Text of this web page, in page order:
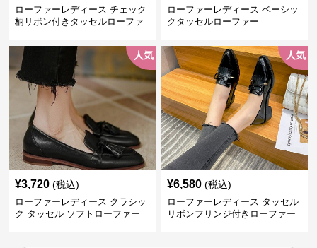
ローファーレディース チェック
柄リボン付きタッセルローファ
ローファーレディース ベーシッ
クタッセルローファー
人気
¥3,720 (税込)
ローファーレディース クラシッ
ク タッセル ソフトローファー
人気
¥6,580 (税込)
ローファーレディース タッセル
リボンフリンジ付きローファー